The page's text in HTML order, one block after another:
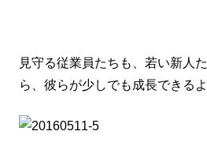
見守る従業員たちも、若い新人
ら、彼らが少しでも成長できる